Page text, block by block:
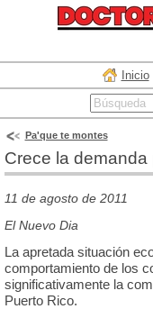
Inicio
Pa'que te montes
Crece la
11 de agosto de 2011
El Nuevo Dia
La apretada situación
comportamiento de los
significativamente la
Puerto Rico.